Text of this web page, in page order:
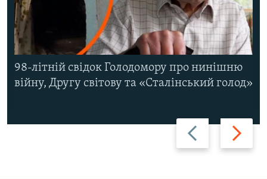
Назад Вперед
98-літній свідок Голодомору про нинішню
війну, Другу світову та «Сталінський голод»